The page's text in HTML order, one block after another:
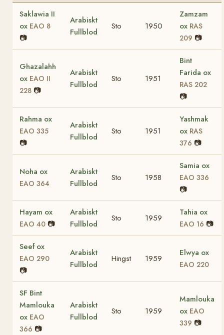
Saklawia II
ox EAO 8
📷
Arabiskt
Fullblod
Sto 1950
Zamzam
ox RAS
209 📷
Ghazalahh
ox EAO II
228 📷
Arabiskt
Fullblod
Sto 1951
Bint
Farida ox
RAS 202
📷
Rahma ox
EAO 335
📷
Arabiskt
Fullblod
Sto 1951
Yashmak
ox RAS
376 📷
Noha ox
EAO 364
Arabiskt
Fullblod
Sto 1958
Samia ox
EAO 336
📷
Hayam ox
EAO 40 📷
Arabiskt
Fullblod
Sto 1959
Tahia ox
EAO 16 📷
Seef ox
EAO 290
📷
Arabiskt
Fullblod
Hingst 1959
Elwya ox
EAO 220
SF Bint
Mamlouka
ox EAO
366 📷
Arabiskt
Fullblod
Sto 1959
Mamlouka
ox EAO
339 📷